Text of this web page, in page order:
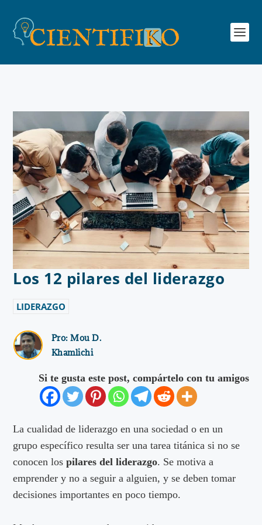
Los 12 pilares del liderazgo
LIDERAZGO
Pro:Mou D.
Khamlichi
Si te gusta este post, compártelo con tu amigos
La cualidad de liderazgo en una sociedad o en un
grupo específico resulta ser una tarea titánica si no se
conocen lospilares del liderazgo. Se motiva a
emprender y no a seguir a alguien, y se deben tomar
decisiones importantes en poco tiempo.